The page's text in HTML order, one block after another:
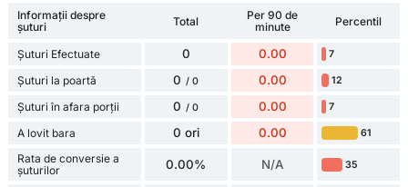
Informații despre
șuturi
Total
Per 90 de
minute
Percentil
Șuturi Efectuate 0 0.00 7
Șuturi la poartă 0 / 0 0.00 12
Șuturi în afara porții 0 / 0 0.00 7
A lovit bara 0 ori 0.00 61
Rata de conversie a
șuturilor
0.00% N/A 35